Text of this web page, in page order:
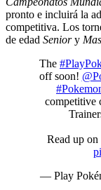
pronto e incluirá la
competitiva. Los
de edad Seniory
The
off soon!
competitive
Read up on
— Play